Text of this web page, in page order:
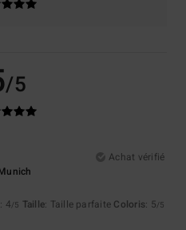
/5
Achat vérifié
: 4/5 Taille: Taille parfaite Coloris: 5/5